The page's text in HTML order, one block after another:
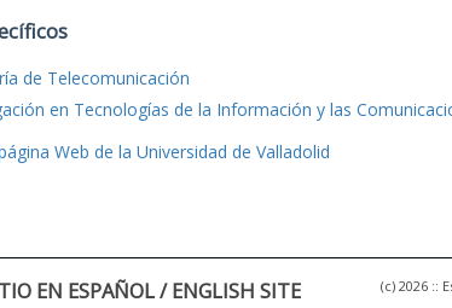
de Telecomunicación
en Tecnologías de la Información y las
Web de la Universidad de Valladolid
EN ESPAÑOL / ENGLISH SITE
(c) 2026 ::